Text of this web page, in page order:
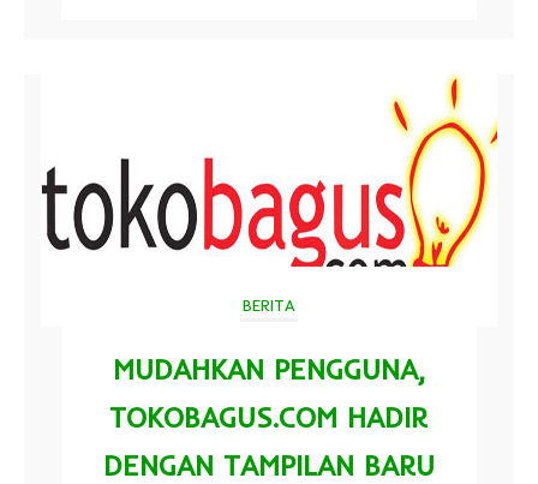
BERITA
MUDAHKAN PENGGUNA,
TOKOBAGUS.COM HADIR
DENGAN TAMPILAN BARU